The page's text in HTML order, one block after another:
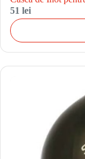
51 lei